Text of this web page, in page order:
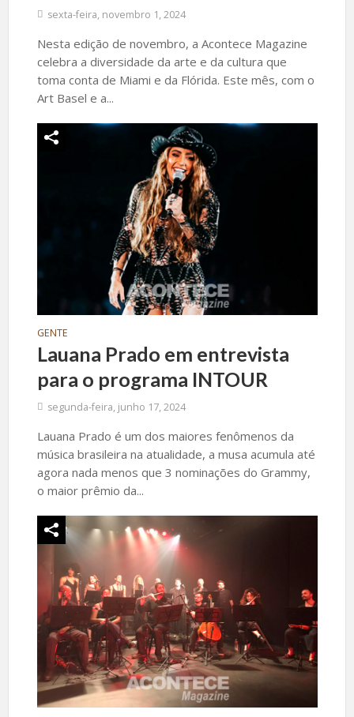
sexta-feira, novembro 1, 2024
Nesta edição de novembro, a Acontece Magazine
celebra a diversidade da arte e da cultura que
toma conta de Miami e da Flórida. Este mês, com o
Art Basel e a...
GENTE
Lauana Prado em entrevista
para o programa INTOUR
segunda-feira, junho 17, 2024
Lauana Prado é um dos maiores fenômenos da
música brasileira na atualidade, a musa acumula até
agora nada menos que 3 nominações do Grammy,
o maior prêmio da...